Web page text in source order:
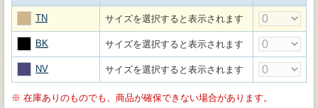
TN サイズを選択すると表示されます
BK サイズを選択すると表示されます
NV サイズを選択すると表示されます
※ 在庫ありのものでも、商品が確保できない場合があります。